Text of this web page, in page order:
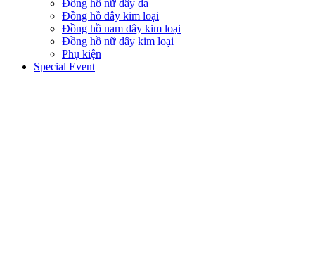
Đồng hồ nữ dây da
Đồng hồ dây kim loại
Đồng hồ nam dây kim loại
Đồng hồ nữ dây kim loại
Phụ kiện
Special Event